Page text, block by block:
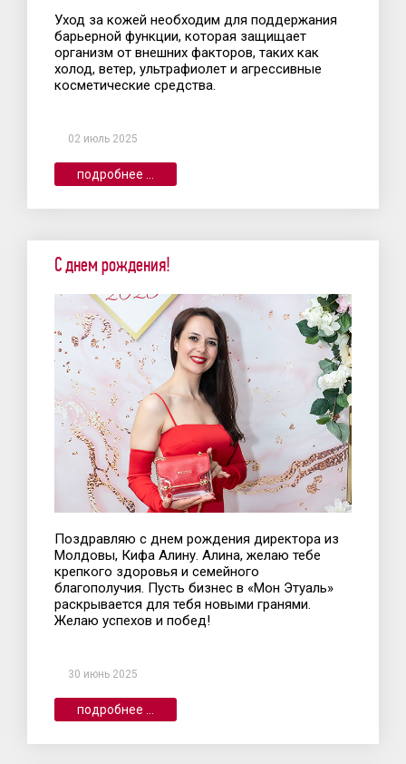
Уход за кожей необходим для поддержания
барьерной функции, которая защищает
организм от внешних факторов, таких как
холод, ветер, ультрафиолет и агрессивные
косметические средства.
02 июль 2025
подробнее ...
С днем рождения!
Поздравляю с днем рождения директора из
Молдовы, Кифа Алину. Алина, желаю тебе
крепкого здоровья и семейного
благополучия. Пусть бизнес в «Мон Этуаль»
раскрывается для тебя новыми гранями.
Желаю успехов и побед!
30 июнь 2025
подробнее ...